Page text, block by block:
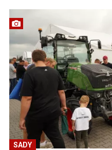
SADY